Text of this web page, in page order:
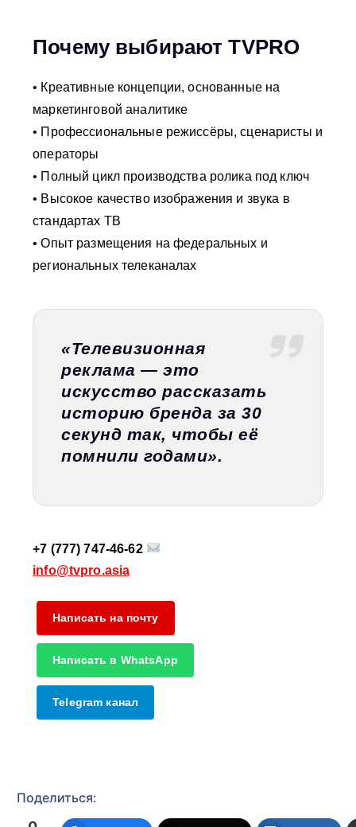
Почему выбирают TVPRO
• Креативные концепции, основанные на
маркетинговой аналитике
• Профессиональные режиссёры, сценаристы и
операторы
• Полный цикл производства ролика под ключ
• Высокое качество изображения и звука в
стандартах ТВ
• Опыт размещения на федеральных и
региональных телеканалах
«Телевизионная
реклама — это
искусство рассказать
историю бренда за 30
секунд так, чтобы её
помнили годами».
+7 (777) 747‑46‑62
info@tvpro.asia
Написать на почту
Написать в WhatsApp
Telegram канал
Поделиться: